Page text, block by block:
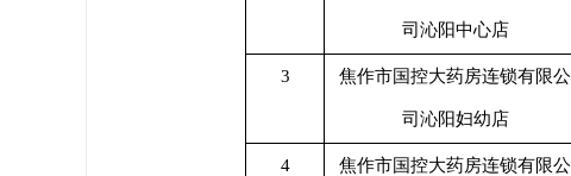
司沁阳中心店
3 焦作市国控大药房连锁有限公
司沁阳妇幼店
4 焦作市国控大药房连锁有限公